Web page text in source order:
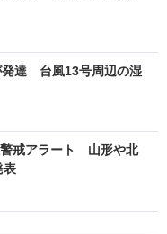
発達 台風13号周辺の湿
戒アラート 山形や北
表